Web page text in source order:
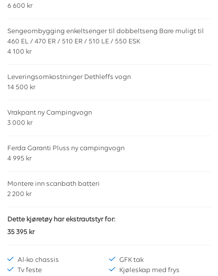
6 600 kr
Sengeombygging enkeltsenger til dobbeltseng Bare muligt til
460 EL / 470 ER / 510 ER / 510 LE / 550 ESK
4 100 kr
Leveringsomkostninger Dethleffs vogn
14 500 kr
Vrakpant ny Campingvogn
3 000 kr
Ferda Garanti Pluss ny campingvogn
4 995 kr
Montere inn scanbath batteri
2 200 kr
Dette kjøretøy har ekstrautstyr for:
35 395 kr
Al-ko chassis
GFK tak
Tv feste
Kjøleskap med frys